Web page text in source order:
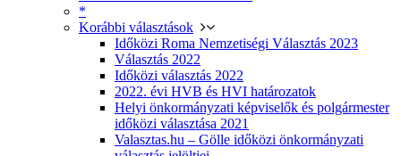
*
Korábbi választások
Időközi Roma Nemzetiségi Választás 2023
Választás 2022
Időközi választás 2022
2022. évi HVB és HVI határozatok
Helyi önkormányzati képviselők és polgármester
időközi választása 2021
Valasztas.hu – Gölle időközi önkormányzati